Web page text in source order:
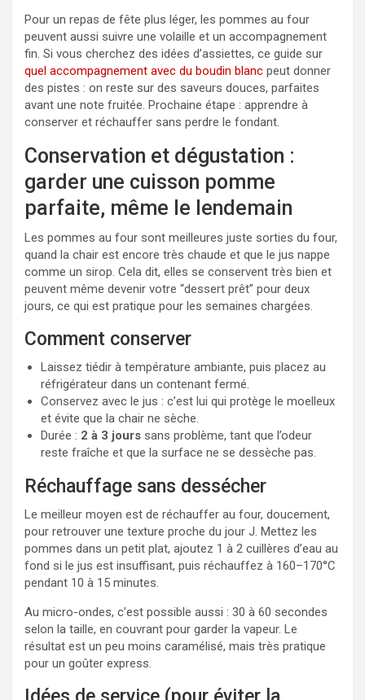
Pour un repas de fête plus léger, les pommes au four
peuvent aussi suivre une volaille et un accompagnement
fin. Si vous cherchez des idées d’assiettes, ce guide sur
quel accompagnement avec du boudin blanc peut donner
des pistes : on reste sur des saveurs douces, parfaites
avant une note fruitée. Prochaine étape : apprendre à
conserver et réchauffer sans perdre le fondant.
Conservation et dégustation :
garder une cuisson pomme
parfaite, même le lendemain
Les pommes au four sont meilleures juste sorties du four,
quand la chair est encore très chaude et que le jus nappe
comme un sirop. Cela dit, elles se conservent très bien et
peuvent même devenir votre “dessert prêt” pour deux
jours, ce qui est pratique pour les semaines chargées.
Comment conserver
Laissez tiédir à température ambiante, puis placez au
réfrigérateur dans un contenant fermé.
Conservez avec le jus : c’est lui qui protège le moelleux
et évite que la chair ne sèche.
Durée : 2 à 3 jours sans problème, tant que l’odeur
reste fraîche et que la surface ne se dessèche pas.
Réchauffage sans dessécher
Le meilleur moyen est de réchauffer au four, doucement,
pour retrouver une texture proche du jour J. Mettez les
pommes dans un petit plat, ajoutez 1 à 2 cuillères d’eau au
fond si le jus est insuffisant, puis réchauffez à 160–170°C
pendant 10 à 15 minutes.
Au micro-ondes, c’est possible aussi : 30 à 60 secondes
selon la taille, en couvrant pour garder la vapeur. Le
résultat est un peu moins caramélisé, mais très pratique
pour un goûter express.